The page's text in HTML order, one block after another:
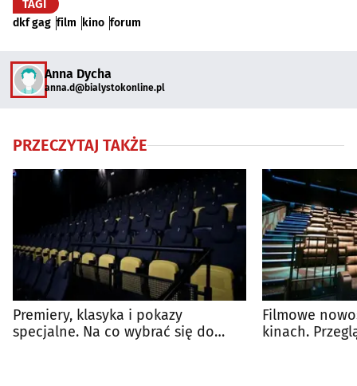
TAGI
dkf gag film kino forum
Anna Dycha
anna.d@bialystokonline.pl
PRZECZYTAJ TAKŻE
Premiery, klasyka i pokazy
specjalne. Na co wybrać się do
Filmowe
kinach.